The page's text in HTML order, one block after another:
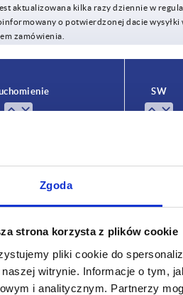
Zgoda
strona korzysta z plików cookie
pliki cookie do
naszej witrynie. Informacje o tym,
i analitycznym. Partnerzy
aktualizowana kilka razy dziennie w
o potwierdzonej dacie
zamówienia.
SW
7 mm
7 mm 27
7 mm 27
7 mm 27
7 mm 27